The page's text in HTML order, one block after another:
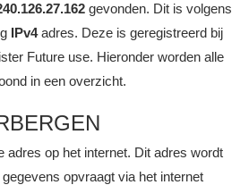
gevonden. Dit is volgens
IPv4adres. Deze is geregistreerd bij
Future use. Hieronder worden alle
in een overzicht.
adres op het internet. Dit adres wordt
opvraagt via het internet